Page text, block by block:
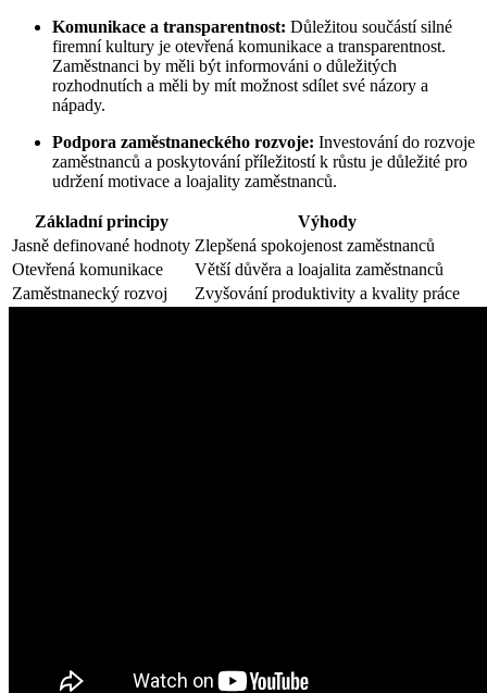
Komunikace ⁢a transparentnost: Důležitou součástí silné
firemní kultury ‍je​ otevřená⁣ komunikace a transparentnost.
Zaměstnanci by měli být‍ informováni o důležitých
rozhodnutích a měli by mít možnost sdílet své názory a
nápady.
Podpora zaměstnaneckého rozvoje: Investování do rozvoje‌
zaměstnanců a poskytování ‍příležitostí⁢ k‍ růstu je ​důležité pro
udržení motivace a⁣ loajality zaměstnanců.
Základní ​principy
Výhody
Jasně​ definované ⁢hodnoty Zlepšená ‌spokojenost zaměstnanců
Otevřená komunikace
Větší důvěra a loajalita⁢ zaměstnanců
Zaměstnanecký rozvoj
Zvyšování ⁢produktivity a kvality práce